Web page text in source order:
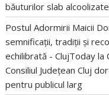
băuturilor slab
Postul Adormirii Maicii
semnificații, tradiții și
echilibrată - ClujToday la
Consiliul Județean Cluj
pentru publicul larg